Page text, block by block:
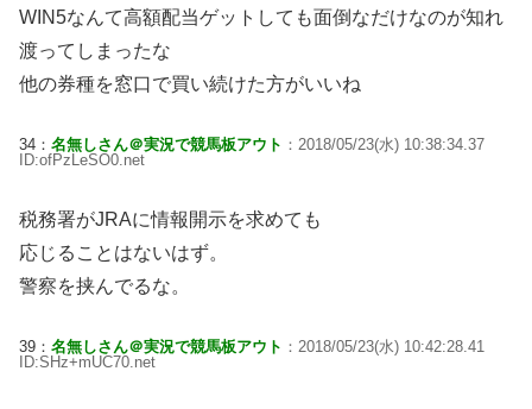
WIN5なんて高額配当ゲットしても面倒なだけなのが知れ
渡ってしまったな
他の券種を窓口で買い続けた方がいいね
34： 名無しさん＠実況で競馬板アウト ：2018/05/23(水) 10:38:34.37
ID:ofPzLeSO0.net
税務署がJRAに情報開示を求めても
応じることはないはず。
警察を挟んでるな。
39： 名無しさん＠実況で競馬板アウト ：2018/05/23(水) 10:42:28.41
ID:SHz+mUC70.net